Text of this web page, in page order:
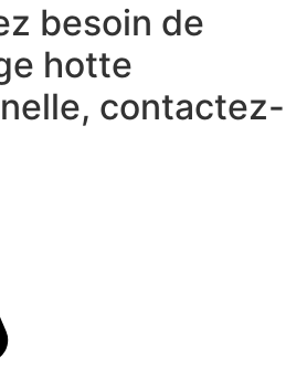
besoin de
hotte
contactez-